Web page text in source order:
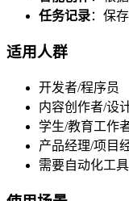
任务记录：保
适用人群
开发者/程序员
内容创作者/设
学生/教育工作
产品经理/项目
需要自动化工